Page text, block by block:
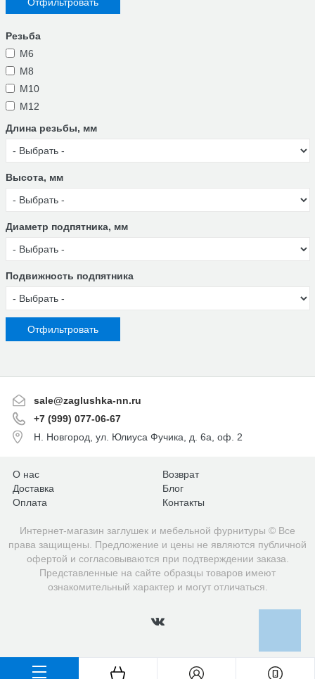
Резьба
M6
M8
M10
М12
Длина резьбы, мм
Высота, мм
Диаметр подпятника, мм
Подвижность подпятника
sale@zaglushka-nn.ru
+7 (999) 077-06-67
Н. Новгород, ул. Юлиуса Фучика, д. 6а, оф. 2
О нас
Доставка
Оплата
Возврат
Блог
Контакты
Интернет-магазин заглушек и мебельной фурнитуры © Все
права защищены. Предложение и цены не являются публичной
офертой и согласовываются при подтверждении заказа.
Представленные на сайте образцы товаров имеют
ознакомительный характер и могут отличаться.